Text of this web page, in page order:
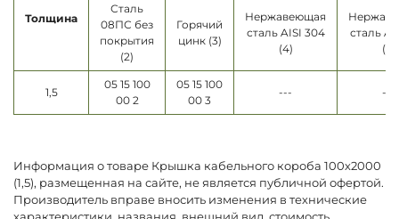
Толщина
Сталь
08ПС без
покрытия
(2)
Горячий
цинк (3)
Нержавеющая
сталь AISI 304
(4)
сталь
(5)
1,5
05 15 100
00 2
05 15 100
00 3
--- ---
Информация о товаре Крышка кабельного короба 100х2000
(1,5), размещенная на сайте, не является публичной офертой.
Производитель вправе вносить изменения в технические